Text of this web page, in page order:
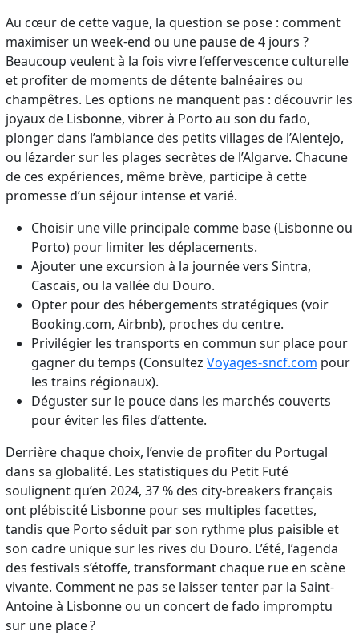
Au cœur de cette vague, la question se pose : comment
maximiser un week-end ou une pause de 4 jours ?
Beaucoup veulent à la fois vivre l’effervescence culturelle
et profiter de moments de détente balnéaires ou
champêtres. Les options ne manquent pas : découvrir les
joyaux de Lisbonne, vibrer à Porto au son du fado,
plonger dans l’ambiance des petits villages de l’Alentejo,
ou lézarder sur les plages secrètes de l’Algarve. Chacune
de ces expériences, même brève, participe à cette
promesse d’un séjour intense et varié.
Choisir une ville principale comme base (Lisbonne ou
Porto) pour limiter les déplacements.
Ajouter une excursion à la journée vers Sintra,
Cascais, ou la vallée du Douro.
Opter pour des hébergements stratégiques (voir
Booking.com, Airbnb), proches du centre.
Privilégier les transports en commun sur place pour
gagner du temps (ConsultezVoyages-sncf.com pour
les trains régionaux).
Déguster sur le pouce dans les marchés couverts
pour éviter les files d’attente.
Derrière chaque choix, l’envie de profiter du Portugal
dans sa globalité. Les statistiques du Petit Futé
soulignent qu’en 2024, 37 % des city-breakers français
ont plébiscité Lisbonne pour ses multiples facettes,
tandis que Porto séduit par son rythme plus paisible et
son cadre unique sur les rives du Douro. L’été, l’agenda
des festivals s’étoffe, transformant chaque rue en scène
vivante. Comment ne pas se laisser tenter par la Saint-
Antoine à Lisbonne ou un concert de fado impromptu
sur une place ?